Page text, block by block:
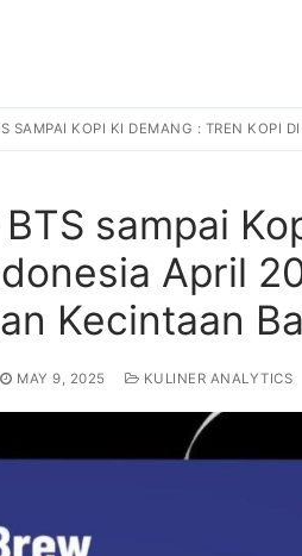
SAMPAI KOPI KI DEMANG : TREN KOPI
sampai
April
Kecintaan
MAY 9, 2025 KULINER ANALYTICS